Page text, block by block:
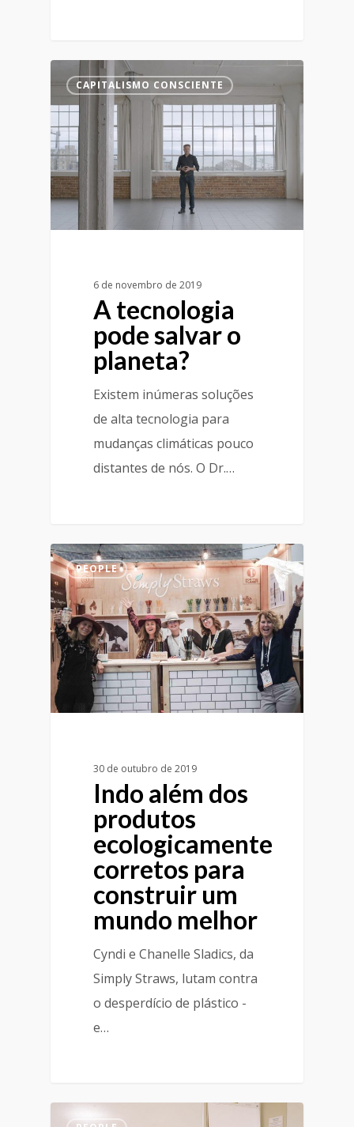
CAPITALISMO CONSCIENTE
6 de novembro de 2019
A tecnologia
pode salvar o
planeta?
Existem inúmeras soluções
de alta tecnologia para
mudanças climáticas pouco
distantes de nós. O Dr.…
PEOPLE
30 de outubro de 2019
Indo além dos
produtos
ecologicamente
corretos para
construir um
mundo melhor
Cyndi e Chanelle Sladics, da
Simply Straws, lutam contra
o desperdício de plástico -
e…